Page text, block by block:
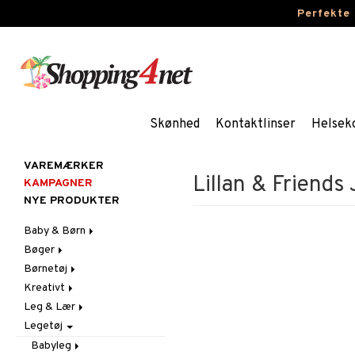
Perfekte
Skønhed Kontaktlinser
Lillan & Friends
VAREMÆRKER
KAMPAGNER
NYE PRODUKTER
Baby & Børn
Aktivitet
Babygym
Bid & Rangler
Skråstole
Sutteklude
Uroer
Badekåber & Håndklæder
Barnevogn-tilbehør
Fest
Tilbehør
Udklædning
Gravid/Mor
Graviditet & amning
Indretning
Bøger
Dagbøger
Kreative bøger
Malebøger
Børnetøj
Accessories
Kasketter & Solhatte
Badetøj & UV-tøj
Kjoler
Nattøj
Kreativt
Klistermærker
Kreativt materiale
Kreativt Sæt
Leg & Lær
Eksperimenter
Indlæringsspil
Legetøj
Babyleg